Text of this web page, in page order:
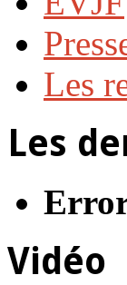
Les
Les
Vidéo